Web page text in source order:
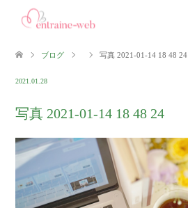
ブログ 写真 2021-01-14 18 48 24
2021.01.28
写真 2021-01-14 18 48 24